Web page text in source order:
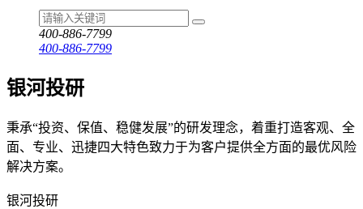
400-886-7799
400-886-7799
银河投研
秉承“投资、保值、稳健发展”的研发理念，着重打造客观、全
面、专业、迅捷四大特色致力于为客户提供全方面的最优风险
解决方案。
银河投研